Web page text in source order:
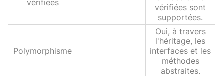
vérifiées
vérifiées sont
supportées.
Polymorphisme
Oui, à travers
l'héritage, les
interfaces et les
méthodes
abstraites.